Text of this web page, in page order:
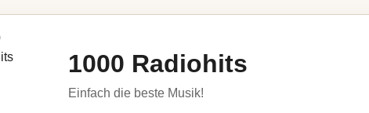
1000 Radiohits
Einfach die beste Musik!